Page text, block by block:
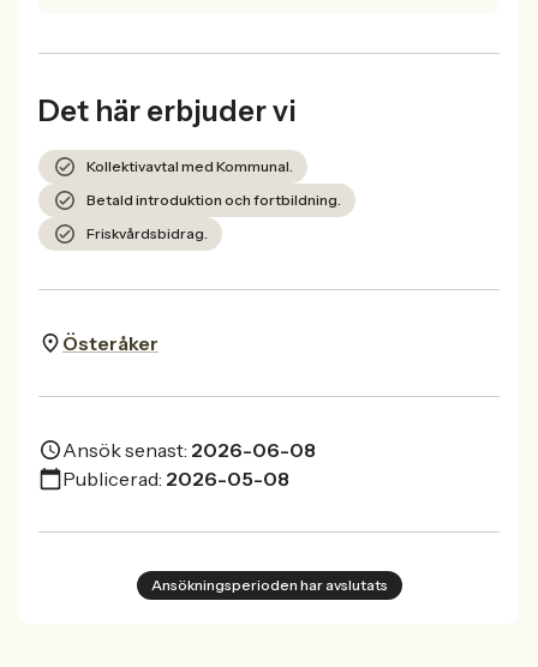
Det här erbjuder vi
Kollektivavtal med Kommunal.
Betald introduktion och fortbildning.
Friskvårdsbidrag.
Österåker
Ansök senast: 2026-06-08
Publicerad: 2026-05-08
Ansökningsperioden har avslutats